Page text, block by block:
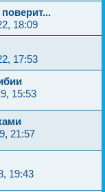
18:09
17:53
15:53
21:57
19:43